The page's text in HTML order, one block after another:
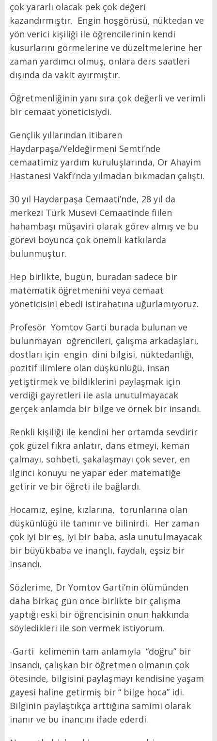
çok yararlı olacak pek çok değeri
kazandırmıştır. Engin hoşgörüsü, nüktedan ve
yön verici kişiliği ile öğrencilerinin kendi
kusurlarını görmelerine ve düzeltmelerine her
zaman yardımcı olmuş, onlara ders saatleri
dışında da vakit ayırmıştır.
Öğretmenliğinin yanı sıra çok değerli ve verimli
bir cemaat yöneticisiydi.
Gençlik yıllarından itibaren
Haydarpaşa/Yeldeğirmeni Semti’nde
cemaatimiz yardım kuruluşlarında, Or Ahayim
Hastanesi Vakfı’nda yılmadan bıkmadan çalıştı.
30 yıl Haydarpaşa Cemaati’nde, 28 yıl da
merkezi Türk Musevi Cemaatinde fiilen
hahambaşı müşaviri olarak görev almış ve bu
görevi boyunca çok önemli katkılarda
bulunmuştur.
Hep birlikte, bugün, buradan sadece bir
matematik öğretmenini veya cemaat
yöneticisini ebedi istirahatına uğurlamıyoruz.
Profesör Yomtov Garti burada bulunan ve
bulunmayan öğrencileri, çalışma arkadaşları,
dostları için engin dini bilgisi, nüktedanlığı,
pozitif ilimlere olan düşkünlüğü, insan
yetiştirmek ve bildiklerini paylaşmak için
verdiği gayretleri ile asla unutulmayacak
gerçek anlamda bir bilge ve örnek bir insandı.
Renkli kişiliği ile kendini her ortamda sevdirir
çok güzel fıkra anlatır, dans etmeyi, keman
çalmayı, sohbeti, şakalaşmayı çok sever, en
ilginci konuyu ne yapar eder matematiğe
getirir ve bir öğreti ile bağlardı.
Hocamız, eşine, kızlarına, torunlarına olan
düşkünlüğü ile tanınır ve bilinirdi. Her zaman
çok iyi bir eş, iyi bir baba, asla unutulmayacak
bir büyükbaba ve inançlı, faydalı, eşsiz bir
insandı.
Sözlerime, Dr Yomtov Garti’nin ölümünden
daha birkaç gün önce birlikte bir çalışma
yaptığı eski bir öğrencisinin onun hakkında
söyledikleri ile son vermek istiyorum.
-Garti kelimenin tam anlamıyla “doğru” bir
insandı, çalışkan bir öğretmen olmanın çok
ötesinde, bilgisini paylaşmayı kendisine yaşam
gayesi haline getirmiş bir “ bilge hoca” idi.
Bilginin paylaştıkça arttığına samimi olarak
inanır ve bu inancını ifade ederdi.